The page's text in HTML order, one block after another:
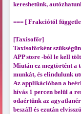
kereshetünk,
=== [ Frakciótól
[Taxisofőr]
Taxisofőrként
APP store -ból le kell
Miután ez megtörtént a
munkát, és elindulunk
Az applikációban a
hívás 1 percen belül a
odaértünk az
beszáll és ezután